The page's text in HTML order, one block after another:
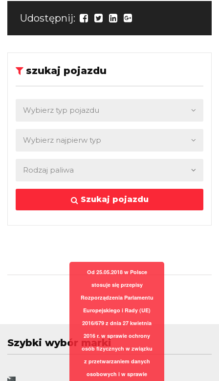
Udostępnij:
szukaj pojazdu
Szukaj pojazdu
Szybki wybór marki
Od 25.05.2018 w Polsce
stosuje się przepisy
Rozporządzenia Parlamentu
Europejskiego i Rady (UE)
2016/679 z dnia 27 kwietnia
2016 r. w sprawie ochrony
osób fizycznych w związku
z przetwarzaniem danych
osobowych i w sprawie